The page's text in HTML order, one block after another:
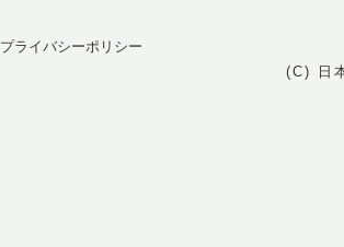
プライバシーポリシー
(C) 日